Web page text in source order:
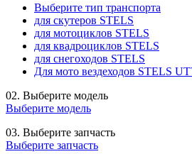
Выберите тип транспорта
для скутеров STELS
для мотоциклов STELS
для квадроциклов STELS
для снегоходов STELS
Для мото вездеходов STELS
02. Выберите модель
Выберите модель
03. Выберите запчасть
Выберите запчасть